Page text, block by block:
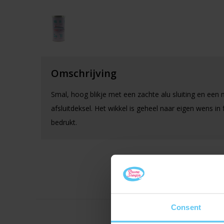
Consent
Omschrijving
Smal, hoog blikje met een zachte alu sluiting en een
afsluitdeksel. Het wikkel is geheel naar eigen wens in
bedrukt.